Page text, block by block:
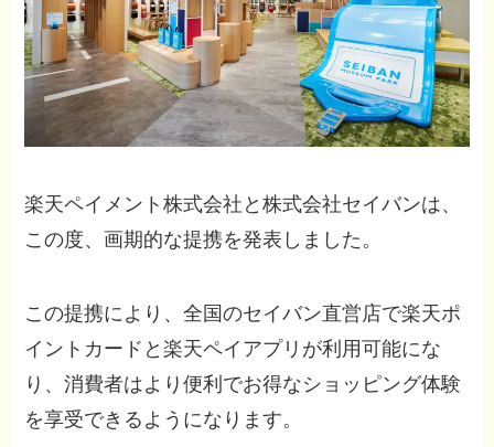
楽天ペイメント株式会社と株式会社セイバンは、
この度、画期的な提携を発表しました。
この提携により、全国のセイバン直営店で楽天ポ
イントカードと楽天ペイアプリが利用可能にな
り、消費者はより便利でお得なショッピング体験
を享受できるようになります。